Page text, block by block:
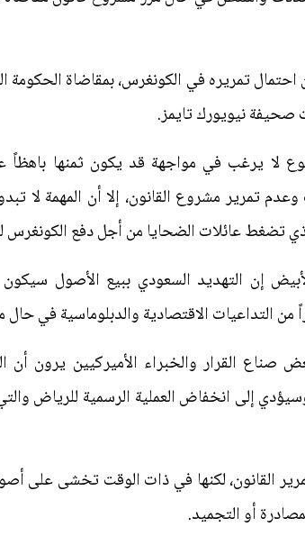
تمريره في الكونغرس، بمقاضاة
لا يرغب في مواجهة قد يكون ثمنها باهظاً
تمرير مشروع القانون، إلا أن المهمة لا
تضغط عائلات الضحايا من أجل دفع الكونغرس
إن التهديد السعودي ببيع الأصول
التداعيات الاقتصادية والدبلوماسية في
القرار والخبراء الأميركيين يرون أن
إلى انخفاض العملية الرسمية للرياض
القانون، لكنها في ذات الوقت تخشى على
أو التجميد.